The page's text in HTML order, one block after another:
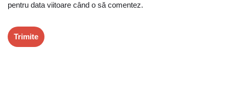
pentru data viitoare când o să comentez.